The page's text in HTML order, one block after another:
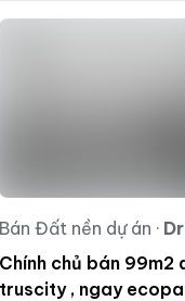
Bán Đất nền dự án ·
Chính chủ bán 99m2
truscity , ngay